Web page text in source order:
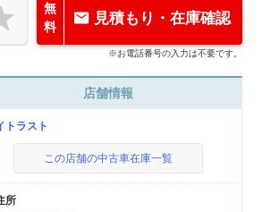
無
料
見積もり・在庫確認
※お電話番号の入力は不要です。
店舗情報
トラスト
この店舗の中古車在庫一覧
所